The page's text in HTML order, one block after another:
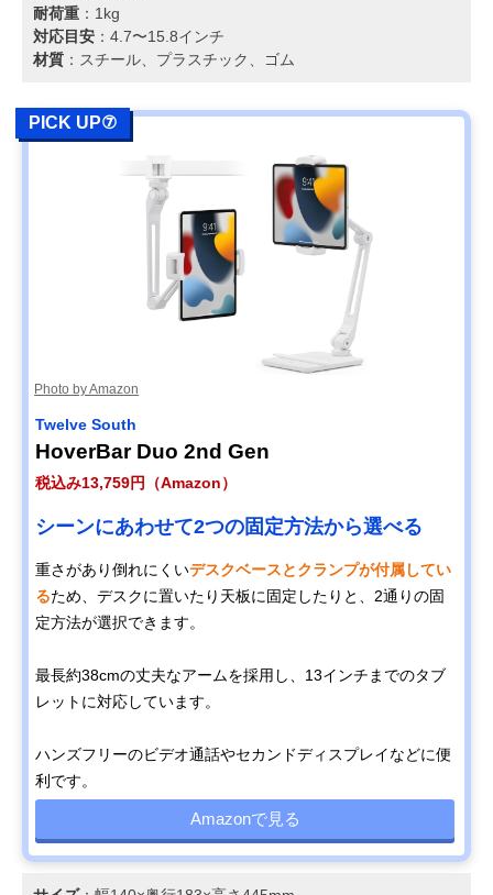
耐荷重 ：1kg
対応目安 ：4.7〜15.8インチ
材質 ：スチール、プラスチック、ゴム
PICK UP⑦
Photo by Amazon
Twelve South
HoverBar Duo 2nd Gen
税込み13,759円（Amazon）
シーンにあわせて2つの固定方法から選べる
重さがあり倒れにくいデスクベースとクランプが付属してい
るため、デスクに置いたり天板に固定したりと、2通りの固
定方法が選択できます。
最長約38cmの丈夫なアームを採用し、13インチまでのタブ
レットに対応しています。
ハンズフリーのビデオ通話やセカンドディスプレイなどに便
利です。
Amazonで見る